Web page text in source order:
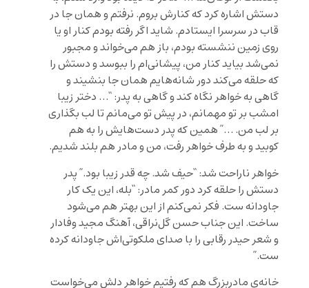
دستش اشاره کرد که کنارش بروم. نرفتم و همان جا در
قاب در سرسرا ایستادم. شاید اگر رفته بودم کنار او یا
روی زمین ننشسته بودم، باز هم می‌خواند و مجبور
نمی‌شد بیاید کنار من، پیشانی‌ام را ببوسد و دستش را
که حلقه می‌کند دور شانه‌هایم همان جا بنشیند و
گاهی به خواهر نگاه کند و گاهی به پدر: “… دختر زیبا
امشب بر تو مهمانم، در پیش تو می‌مانم تا لب بگذاری
بر لب من. …” همین که پدر دست‌هایش را به هم
کوبید و به طرف خواهر رفت، من و مادر هم بلند شدیم.
خواهر ناراحت شد: “حیف شد. چه قدر زیبا بود.” پدر
دستش را حلقه کرد دور کمر مادر: “بله، این یک کار
جاودانه ست. فکر نمی‌کنم از این بهتر هم می‌شود
ساخت. این جناب حسن گل‌نراقی، آهنگ مجید وفادار
و شعر حیدر رقابی را با صدای ملکوتی‌اش جاودانه کرده
ست.”
خانه‌ی مادربزرگ هم که رفتیم خواهر دلش می‌خواست